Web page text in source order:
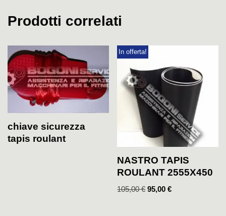
Prodotti correlati
chiave sicurezza
tapis roulant
In offerta!
NASTRO TAPIS
ROULANT 2555X450
105,00€ 95,00€